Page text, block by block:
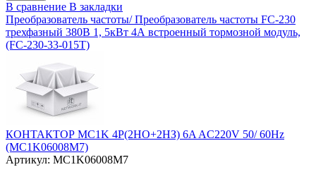
В сравнение В закладки
Преобразователь частоты/ Преобразователь частоты FC-230
трехфазный 380В 1, 5кВт 4А встроенный тормозной модуль,
(FC-230-33-015T)
КОНТАКТОР MC1K 4P(2НО+2НЗ) 6A AC220V 50/ 60Hz
(MC1K06008M7)
Артикул: MC1K06008M7